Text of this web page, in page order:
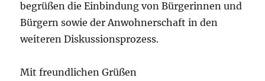
begrüßen die Einbindung von Bürgerinnen und
Bürgern sowie der Anwohnerschaft in den
weiteren Diskussionsprozess.
Mit freundlichen Grüßen